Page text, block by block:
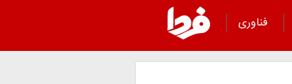
فناوری